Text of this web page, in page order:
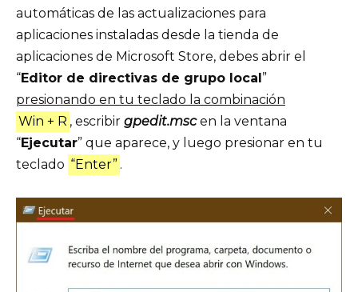
automáticas de las actualizaciones para
aplicaciones instaladas desde la tienda de
aplicaciones de Microsoft Store, debes abrir el
“Editor de directivas de grupo local ”
presionando en tu teclado la combinación
Win + R , escribirgpedit.mscen la ventana
“Ejecutar” que aparece, y luego presionar en tu
teclado “Enter” .